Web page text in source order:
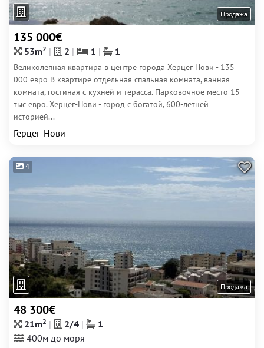
Продажа
135 000€
53m2 2 1 1
Великолепная квартира в центре города Херцег Нови - 135
000 евро В квартире отдельная спальная комната, ванная
комната, гостиная с кухней и терасса. Парковочное место 15
тыс евро. Херцег-Нови - город с богатой, 600-летней
историей...
Герцег-Нови
4
Продажа
48 300€
21m2 2/4
1
400м до моря